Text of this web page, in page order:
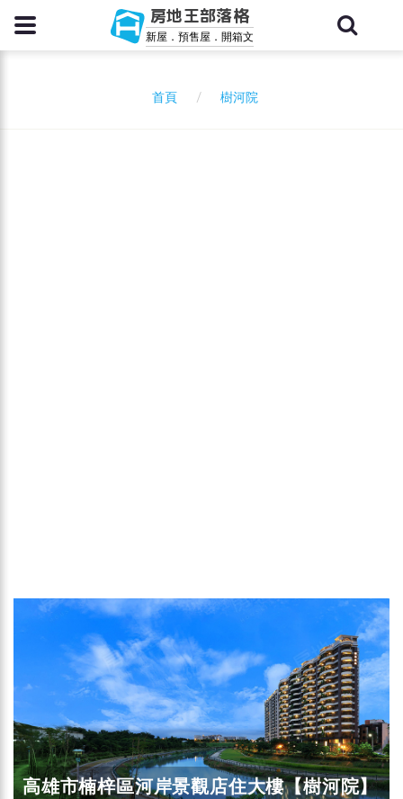
房地王部落格
新屋．預售屋．開箱文
首頁 樹河院
高雄市楠梓區河岸景觀店住大樓【樹河院】